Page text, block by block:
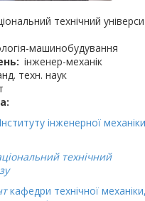
технічний
машинобудування
інженер-механік
техн. наук
інженерної механіки
технічний
кафедри технічної механіки,